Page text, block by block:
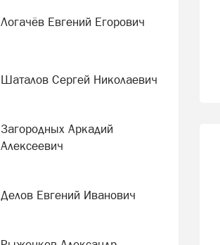
Логачёв Евгений Егорович
Шаталов Сергей Николаевич
Загородных Аркадий
Алексеевич
Делов Евгений Иванович